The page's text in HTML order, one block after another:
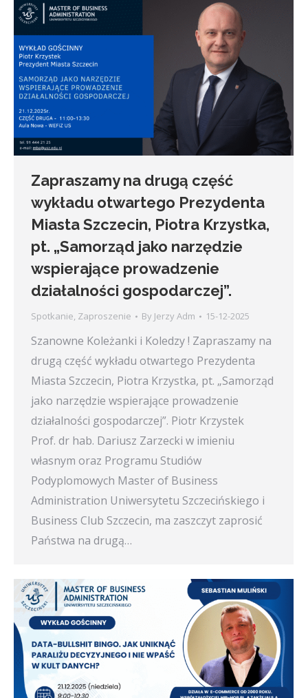
Zapraszamy na drugą część
wykładu otwartego Prezydenta
Miasta Szczecin, Piotra Krzystka,
pt. „Samorząd jako narzędzie
wspierające prowadzenie
działalności gospodarczej”.
Spotkanie, Zaproszenie By Jerzy Adm 15-12-2025
Szanowne Koleżanki i Koledzy ! Zapraszamy na
drugą część wykładu otwartego Prezydenta
Miasta Szczecin, Piotra Krzystka, pt. „Samorząd
jako narzędzie wspierające prowadzenie
działalności gospodarczej”. Piotr Krzystek
Prof. dr hab. Dariusz Zarzecki w imieniu
własnym oraz Programu Studiów
Podyplomowych Master of Business
Administration Uniwersytetu Szczecińskiego i
Business Club Szczecin, ma zaszczyt zaprosić
Państwa na drugą…